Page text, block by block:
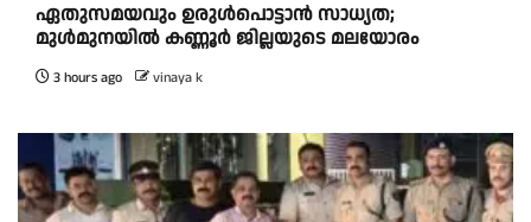
ഏതുസമയവും ഉരുൾപൊട്ടാൻ സാധ്യത;
മുൾമുനയിൽ കണ്ണൂർ ജില്ലയുടെ മലയോരം
3 hours ago vinaya k